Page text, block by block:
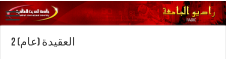
العقيدة (عام) 2